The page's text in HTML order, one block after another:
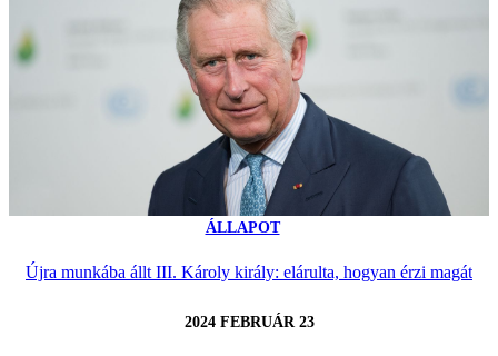
ÁLLAPOT
Újra munkába állt III. Károly király: elárulta, hogyan érzi magát
2024 FEBRUÁR 23